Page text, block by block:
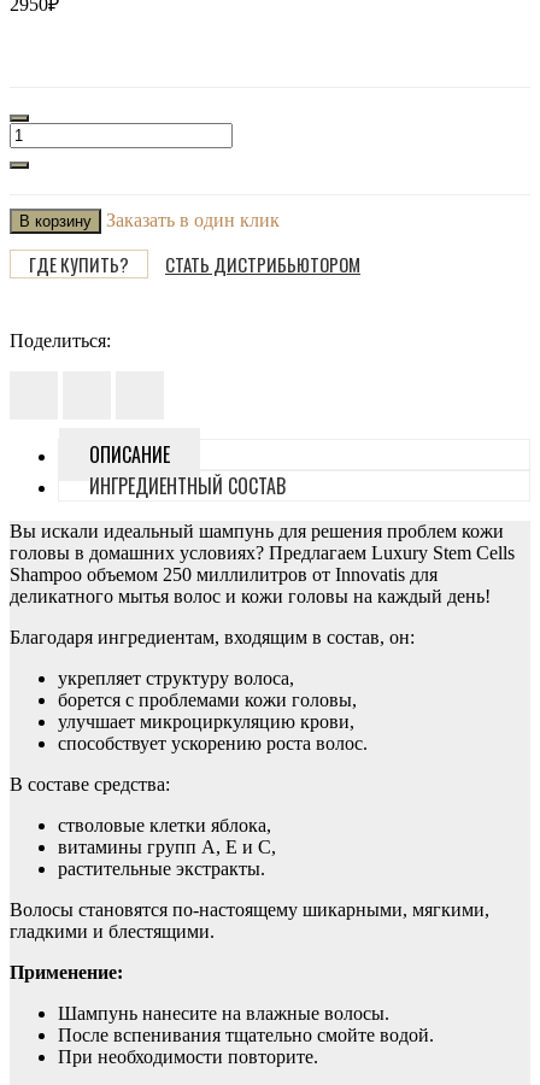
2950₽
В корзину Заказать в один клик
ГДЕ КУПИТЬ? СТАТЬ ДИСТРИБЬЮТОРОМ
Поделиться:
ОПИСАНИЕ
ИНГРЕДИЕНТНЫЙ СОСТАВ
Вы искали идеальный шампунь для решения проблем кожи
головы в домашних условиях? Предлагаем Luxury Stem Cells
Shampoo объемом 250 миллилитров от Innovatis для
деликатного мытья волос и кожи головы на каждый день!
Благодаря ингредиентам, входящим в состав, он:
укрепляет структуру волоса,
борется с проблемами кожи головы,
улучшает микроциркуляцию крови,
способствует ускорению роста волос.
В составе средства:
стволовые клетки яблока,
витамины групп А, Е и С,
растительные экстракты.
Волосы становятся по-настоящему шикарными, мягкими,
гладкими и блестящими.
Применение:
Шампунь нанесите на влажные волосы.
После вспенивания тщательно смойте водой.
При необходимости повторите.